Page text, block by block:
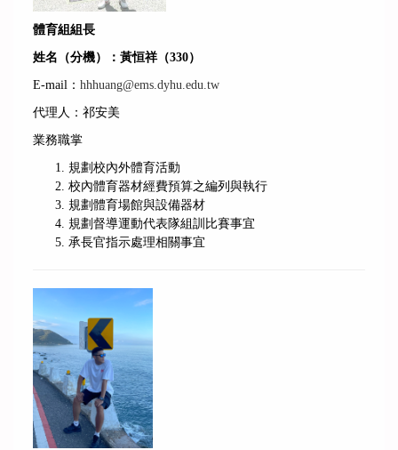
體育組組長
姓名（分機）：黃恒祥（330）
E-mail： hhhuang@ems.dyhu.edu.tw
代理人：祁安美
業務職掌
規劃校內外體育活動
校內體育器材經費預算之編列與執行
規劃體育場館與設備器材
規劃督導運動代表隊組訓比賽事宜
承長官指示處理相關事宜